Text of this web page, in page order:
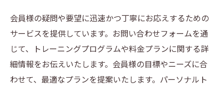
会員様の疑問や要望に迅速かつ丁寧にお応えするための
サービスを提供しています。お問い合わせフォームを通
じて、トレーニングプログラムや料金プランに関する詳
細情報をお伝えいたします。会員様の目標やニーズに合
わせて、最適なプランを提案いたします。パーソナルト